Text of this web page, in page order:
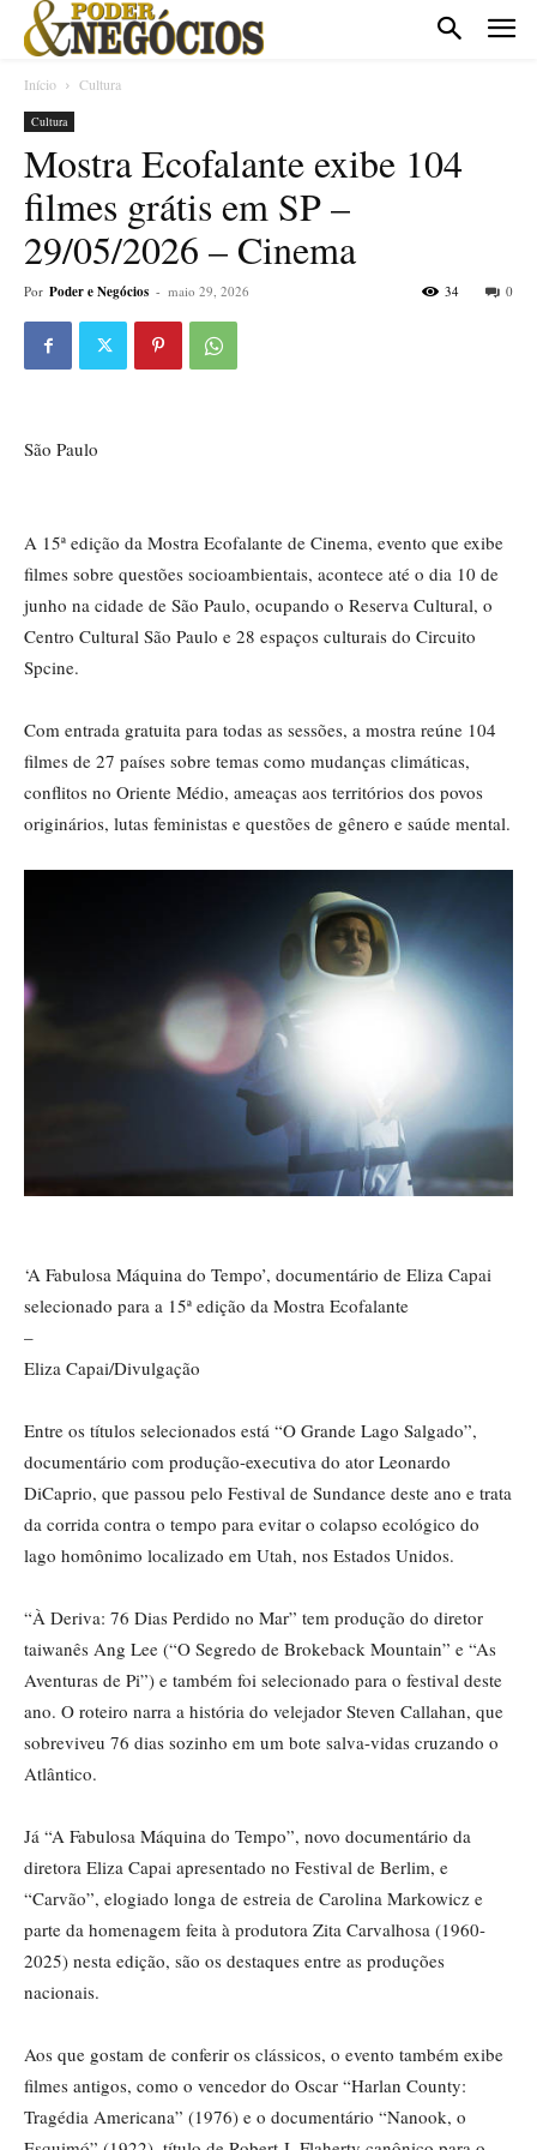
Início Cultura
Cultura
Mostra Ecofalante exibe 104
filmes grátis em SP –
29/05/2026 – Cinema
Por Poder e Negócios - maio 29, 2026 0
34
São Paulo
A 15ª edição da Mostra Ecofalante de Cinema, evento que exibe
filmes sobre questões socioambientais, acontece até o dia 10 de
junho na cidade de São Paulo, ocupando o Reserva Cultural, o
Centro Cultural São Paulo e 28 espaços culturais do Circuito
Spcine.
Com entrada gratuita para todas as sessões, a mostra reúne 104
filmes de 27 países sobre temas como mudanças climáticas,
conflitos no Oriente Médio, ameaças aos territórios dos povos
originários, lutas feministas e questões de gênero e saúde mental.
‘A Fabulosa Máquina do Tempo’, documentário de Eliza Capai
selecionado para a 15ª edição da Mostra Ecofalante
–
Eliza Capai/Divulgação
Entre os títulos selecionados está “O Grande Lago Salgado”,
documentário com produção-executiva do ator Leonardo
DiCaprio, que passou pelo Festival de Sundance deste ano e trata
da corrida contra o tempo para evitar o colapso ecológico do
lago homônimo localizado em Utah, nos Estados Unidos.
“À Deriva: 76 Dias Perdido no Mar” tem produção do diretor
taiwanês Ang Lee (“O Segredo de Brokeback Mountain” e “As
Aventuras de Pi”) e também foi selecionado para o festival deste
ano. O roteiro narra a história do velejador Steven Callahan, que
sobreviveu 76 dias sozinho em um bote salva-vidas cruzando o
Atlântico.
Já “A Fabulosa Máquina do Tempo”, novo documentário da
diretora Eliza Capai apresentado no Festival de Berlim, e
“Carvão”, elogiado longa de estreia de Carolina Markowicz e
parte da homenagem feita à produtora Zita Carvalhosa (1960-
2025) nesta edição, são os destaques entre as produções
nacionais.
Aos que gostam de conferir os clássicos, o evento também exibe
filmes antigos, como o vencedor do Oscar “Harlan County:
Tragédia Americana” (1976) e o documentário “Nanook, o